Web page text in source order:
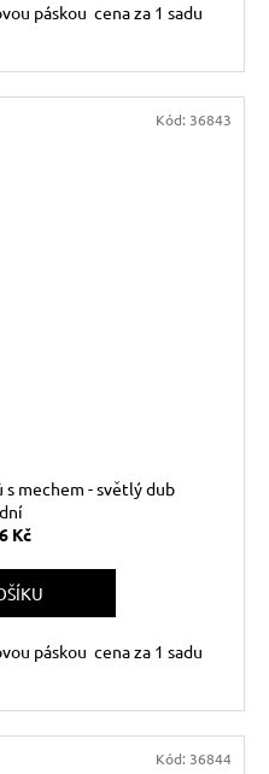
páskou cena za 1 sadu
s mechem - světlý dub
Kč
páskou cena za 1 sadu
Kód: 36843
Kód: 36844